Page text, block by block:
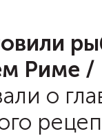
Риме /
о